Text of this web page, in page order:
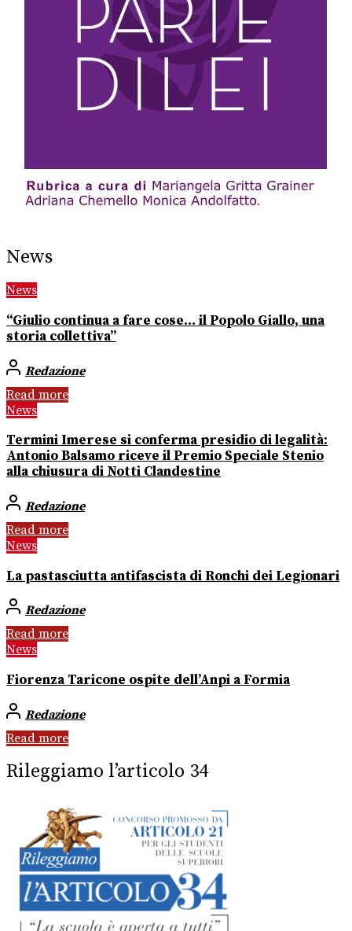
News
News
“Giulio continua a fare cose… il Popolo Giallo, una
storia collettiva”
Redazione
Read more
News
Termini Imerese si conferma presidio di legalità:
Antonio Balsamo riceve il Premio Speciale Stenio
alla chiusura di Notti Clandestine
Redazione
Read more
News
La pastasciutta antifascista di Ronchi dei Legionari
Redazione
Read more
News
Fiorenza Taricone ospite dell’Anpi a Formia
Redazione
Read more
Rileggiamo l’articolo 34